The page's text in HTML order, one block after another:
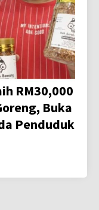
RM30,000
Buka
Penduduk